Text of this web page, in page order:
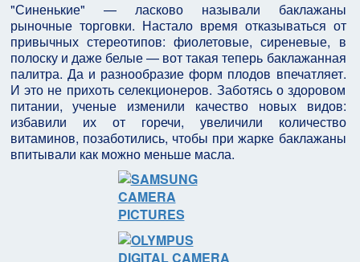
"Синенькие" — ласково называли баклажаны
рыночные торговки. Настало время отказываться от
привычных стереотипов: фиолетовые, сиреневые, в
полоску и даже белые — вот такая теперь баклажанная
палитра. Да и разнообразие форм плодов впечатляет.
И это не прихоть селекционеров. Заботясь о здоровом
питании, ученые изменили качество новых видов:
избавили их от горечи, увеличили количество
витаминов, позаботились, чтобы при жарке баклажаны
впитывали как можно меньше масла.